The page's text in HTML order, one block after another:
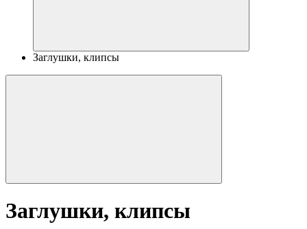
Заглушки, клипсы
Заглушки, клипсы